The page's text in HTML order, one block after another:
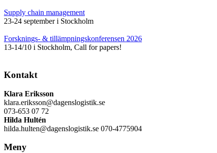
Supply chain management
23-24 september i Stockholm
Forsknings- & tillämpningskonferensen 2026
13-14/10 i Stockholm, Call for papers!
Kontakt
Klara Eriksson
klara.eriksson@dagenslogistik.se
073-653 07 72
Hilda Hultén
hilda.hulten@dagenslogistik.se 070-4775904
Meny